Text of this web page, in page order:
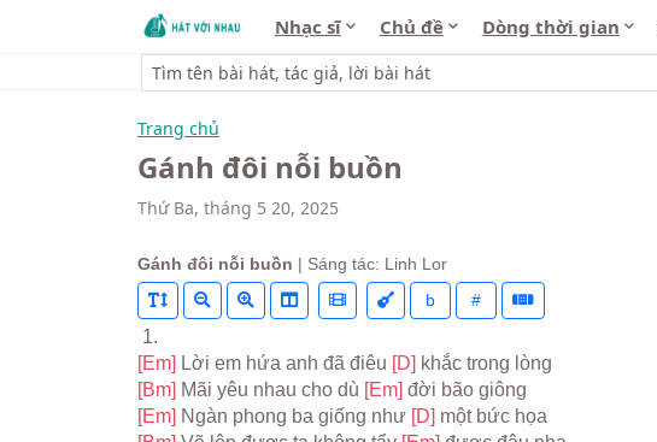
Nhạc sĩ Chủ đề Dòng thời gian
Trang chủ
Gánh đôi nỗi buồn
Thứ Ba, tháng 5 20, 2025
Gánh đôi nỗi buồn | Sáng tác: Linh Lor
b
#
1.
[Em] Lời em hứa anh đã điêu [D] khắc trong lòng
[Bm] Mãi yêu nhau cho dù [Em] đời bão giông
[Em] Ngàn phong ba giống như [D] một bức họa